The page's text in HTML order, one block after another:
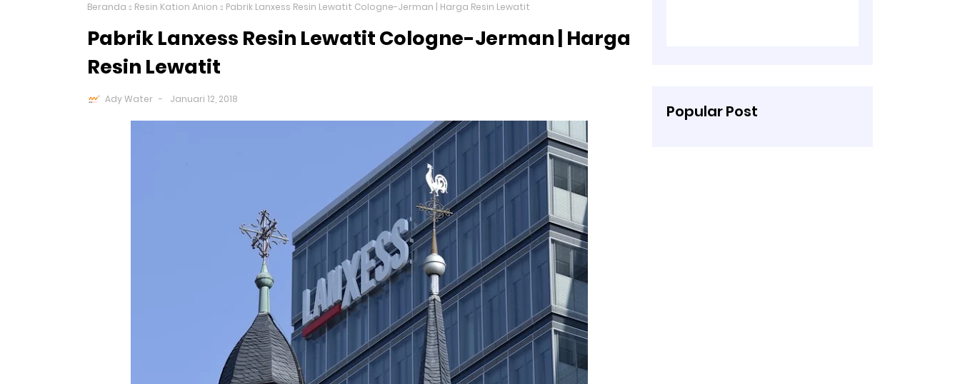
Beranda Resin Kation Anion Pabrik Lanxess Resin Lewatit Cologne-Jerman | Harga Resin Lewatit
Pabrik Lanxess Resin Lewatit Cologne-Jerman | Harga
Resin Lewatit
Ady Water Januari 12, 2018
Popular Post